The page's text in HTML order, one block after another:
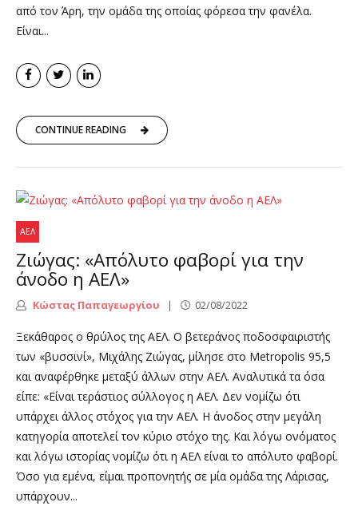
από τον Άρη, την ομάδα της οποίας φόρεσα την φανέλα.
Είναι...
CONTINUE READING
ΑΕΛ
Ζιώγας: «Απόλυτο φαβορί για την
άνοδο η ΑΕΛ»
Κώστας Παπαγεωργίου 02/08/2022
Ξεκάθαρος ο θρύλος της ΑΕΛ. Ο βετεράνος ποδοσφαιριστής
των «βυσσινί», Μιχάλης Ζιώγας, μίλησε στο Metropolis 95,5
και αναφέρθηκε μεταξύ άλλων στην ΑΕΛ. Αναλυτικά τα όσα
είπε: «Είναι τεράστιος σύλλογος η ΑΕΛ. Δεν νομίζω ότι
υπάρχει άλλος στόχος για την ΑΕΛ. Η άνοδος στην μεγάλη
κατηγορία αποτελεί τον κύριο στόχο της. Και λόγω ονόματος
και λόγω ιστορίας νομίζω ότι η ΑΕΛ είναι το απόλυτο φαβορί.
Όσο για εμένα, είμαι προπονητής σε μία ομάδα της Λάρισας,
υπάρχουν...